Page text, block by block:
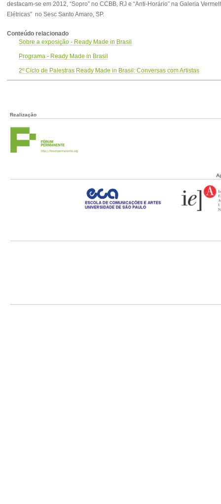
destacam-se em 2012, “Sopro” no CCBB, RJ e “Anti-Horário” na Galeria
Elétricas” no Sesc Santo Amaro, SP.
Conteúdo relacionado
Sobre a exposição - Ready Made in Brasil
Programa - Ready Made in Brasil
2º Ciclo de Palestras Ready Made in Brasil: Conversas com Artistas
Realização